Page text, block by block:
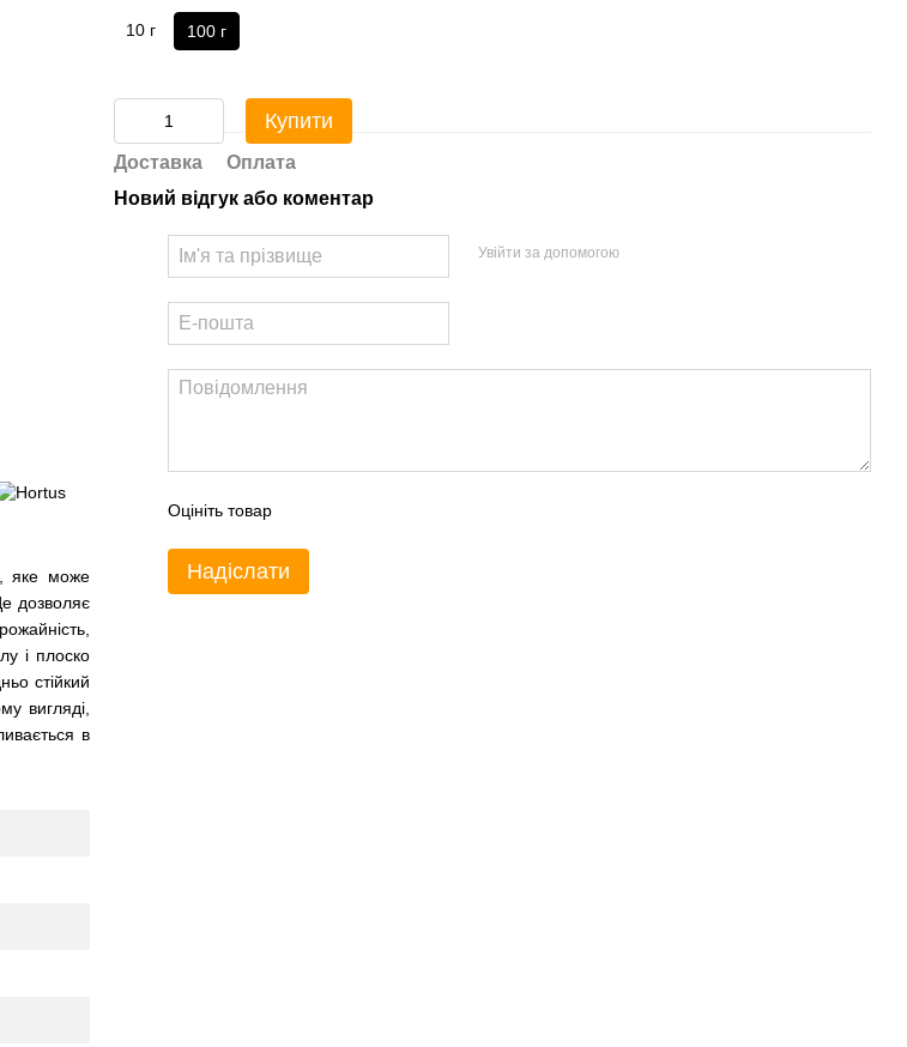
яке може
дозволяє
і плоско
стійкий
вигляді,
в
10 г 100 г
Купити
Доставка
Оплата
Новий відгук або коментар
Увійти за допомогою
Оцініть товар
Надіслати